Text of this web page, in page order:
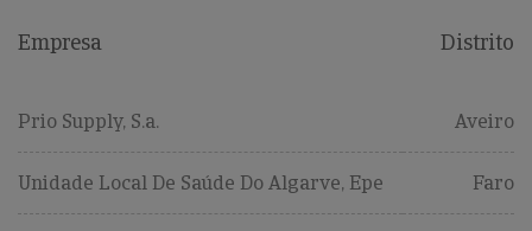
Empresa Distrito
Prio Supply, S.a. Aveiro
Unidade Local De Saúde Do Algarve, Epe Faro